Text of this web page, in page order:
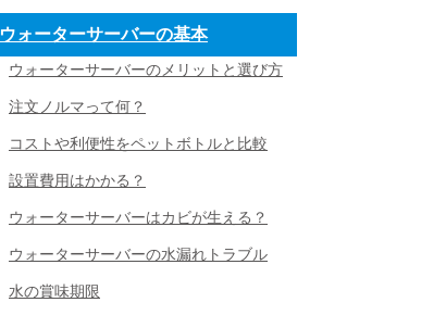
ウォーターサーバーの基本
ウォーターサーバーのメリットと選び方
注文ノルマって何？
コストや利便性をペットボトルと比較
設置費用はかかる？
ウォーターサーバーはカビが生える？
ウォーターサーバーの水漏れトラブル
水の賞味期限